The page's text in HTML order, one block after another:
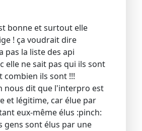
bonne et surtout elle
! ça voudrait dire
pas la liste des api
elle ne sait pas qui ils sont
combien ils sont !!!
nous dit que l'interpro est
et légitime, car élue par
eux-même élus :pinch:
gens sont élus par une